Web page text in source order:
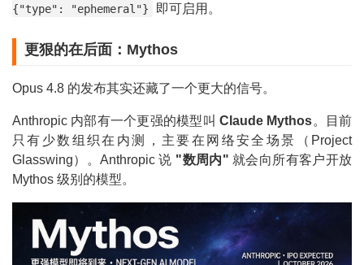
{"type": "ephemeral"}
即可启用。
更狠的在后面：Mythos
Opus 4.8 的发布其实还藏了一个更大的信号。
Anthropic 内部有一个更强的模型叫Claude Mythos。目前
只有少数组织在内测，主要在网络安全场景（Project
Glasswing）。Anthropic 说 "数周内" 就会向所有客户开放
Mythos 级别的模型。